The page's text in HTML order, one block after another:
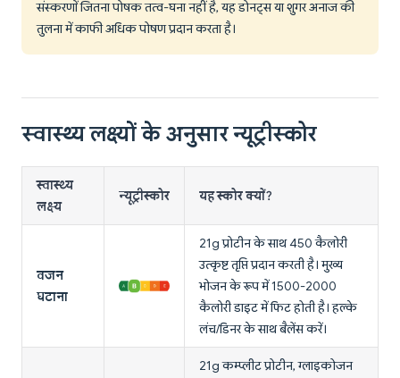
संस्करणों जितना पोषक तत्व-घना नहीं है, यह डोनट्स या शुगर अनाज की
तुलना में काफी अधिक पोषण प्रदान करता है।
स्वास्थ्य लक्ष्यों के अनुसार न्यूट्रीस्कोर
स्वास्थ्य
लक्ष्य
न्यूट्रीस्कोर यह स्कोर क्यों?
वजन
घटाना
21g प्रोटीन के साथ 450 कैलोरी
उत्कृष्ट तृप्ति प्रदान करती है। मुख्य
भोजन के रूप में 1500-2000
कैलोरी डाइट में फिट होती है। हल्के
लंच/डिनर के साथ बैलेंस करें।
21g कम्प्लीट प्रोटीन, ग्लाइकोजन